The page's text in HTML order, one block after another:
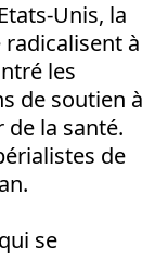
Unis, la
radicalisent à
les
de soutien à
de la santé.
de
se